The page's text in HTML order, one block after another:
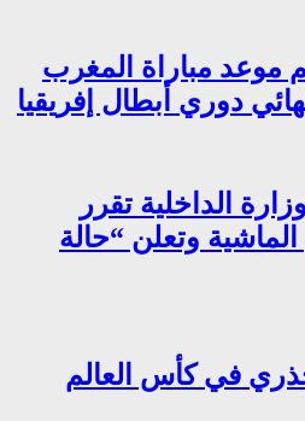
موعد مباراة المغرب
دوري أبطال إفريقيا
الأضحى 2026: وزارة الداخلية تقرر
وتعلن “حالة
جذري في كأس العالم